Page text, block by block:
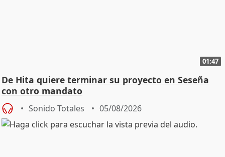
01:47
De Hita quiere terminar su proyecto en Seseña
con otro mandato
Sonido Totales 05/08/2026